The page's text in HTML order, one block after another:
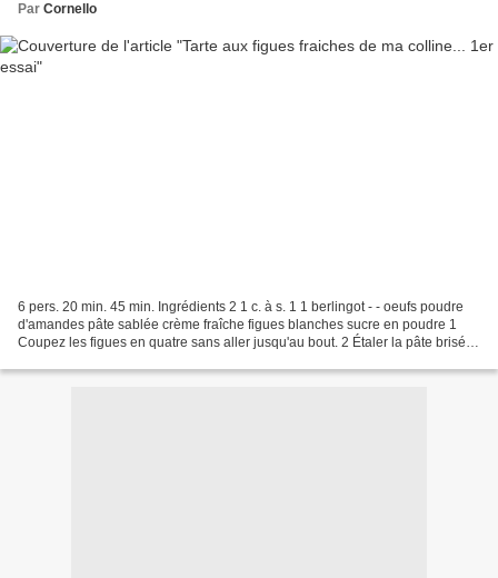
Par Cornello
6 pers. 20 min. 45 min. Ingrédients 2 1 c. à s. 1 1 berlingot - - oeufs poudre
d'amandes pâte sablée crème fraîche figues blanches sucre en poudre 1
Coupez les figues en quatre sans aller jusqu'au bout. 2 Étaler la pâte brisée